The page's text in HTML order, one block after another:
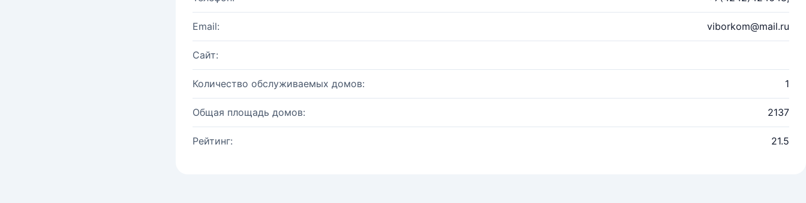
Email: viborkom@mail.ru
Сайт:
Количество обслуживаемых домов: 1
Общая площадь домов: 2137
Рейтинг: 21.5